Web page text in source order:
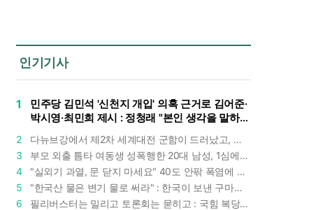
인기기사
1
민주당 김민석 '신천지 개입' 의혹 근거로 김어준·
박시영·최민희 제시 : 정청래 "본인 생각을 말하
2
다뉴브강에서 제2차 세계대전 군함이 드러났고, 포항 수돗물은 갑자기 짜졌다 : 폭염·가뭄이 만든 낯선 풍경
3
부모 외출 틈타 여동생 성폭행한 20대 남성, 1심에서 5년형 선고 : 친족 간 '암수범죄'의 심각성
4
"실외기 과열, 문 닫지 마세요" 40도 안팎 폭염에 쉼 없이 도는 에어컨 : 화재 위험 경고등!
5
"한국산 물은 변기 물로 써라" : 한국이 보낸 구마모토 지진 구호품에 한 일본인의 '어처구니 없는' 반응
6
필리버스터는 밀리고 토론회는 묻히고 : 국힘 복당 원하는 한동훈, '검사 정치'의 한계만 드러내나